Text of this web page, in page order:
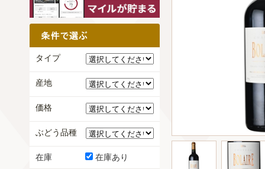
タイプ
産地
価格
ぶどう品種
在庫 在庫あり